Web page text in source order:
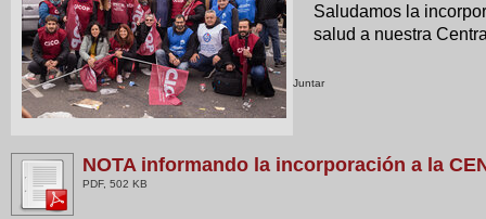
Saludamos la
salud a nuestra
Juntar
NOTA informando la incorporación a la
PDF, 502 KB